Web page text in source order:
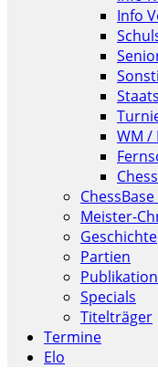
Info
WM /
Meister-
Geschichte
Partien
Specials
Titelträger
Termine
Elo